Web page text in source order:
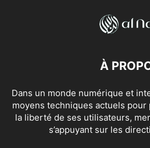
À
Dans un monde numérique et
moyens techniques actuels
la liberté de ses utilisateurs,
s’appuyant sur les